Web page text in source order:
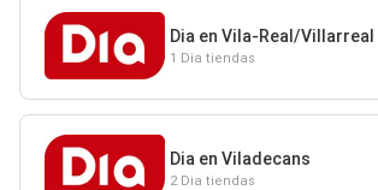
Dia en Vila-Real/Villarreal
1 Dia tiendas
Dia en Viladecans
2 Dia tiendas